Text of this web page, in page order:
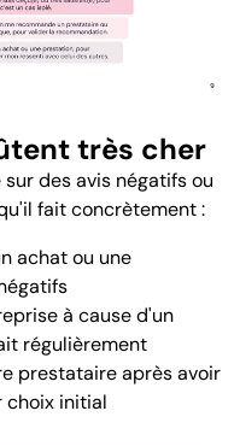
très cher
des avis négatifs ou
fait concrètement :
achat ou une
à cause d'un
régulièrement
prestataire après avoir
choix initial